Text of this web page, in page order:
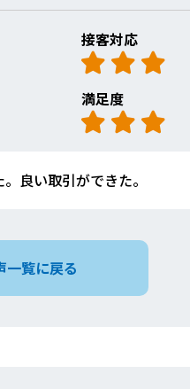
接客対応
満足度
良い取引ができた。
一覧に戻る